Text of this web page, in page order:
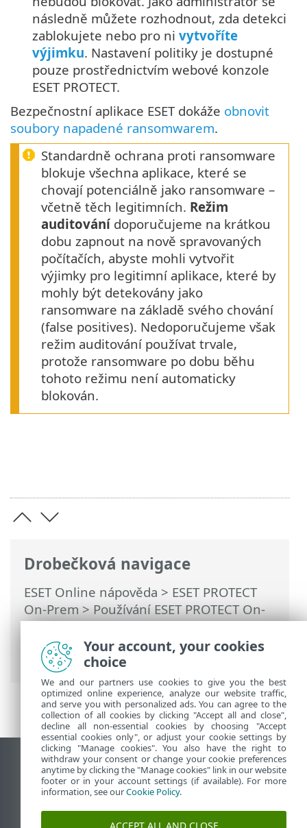
Drobečková navigace
ESET Online nápověda > ESET PROTECT
On-Prem>Používání ESET PROTECT On-
Prem>Hlavní menu ESET PROTECT On-
Prem>Detekce> Ochrana proti
ransomware
následně můžete rozhodnout, zda detekci
zablokujete nebo pro ni vytvoříte
výjimku. Nastavení politiky je dostupné
pouze prostřednictvím webové konzole
ESET PROTECT.
Bezpečnostní aplikace ESET dokáže obnovit
soubory napadené ransomwarem.
Standardně ochrana proti ransomware
blokuje všechna aplikace, které se
chovají potenciálně jako ransomware –
včetně těch legitimních. Režim
auditovánídoporučujeme na krátkou
dobu zapnout na nově spravovaných
počítačích, abyste mohli vytvořit
výjimky pro legitimní aplikace, které by
mohly být detekovány jako
ransomware na základě svého chování
(false positives). Nedoporučujeme však
režim auditování používat trvale,
protože ransomware po dobu běhu
tohoto režimu není automaticky
blokován.
Zobrazit verzi pro počítač
End of Life
ESET Databáze znalostí
ESET Forum
Your account, your cookies
choice
We and our partners use cookies to give you the best
optimized online experience, analyze our website traffic,
and serve you with personalized ads. You can agree to the
collection of all cookies by clicking "Accept all and close",
decline all non-essential cookies by choosing "Accept
essential cookies only", or adjust your cookie settings by
clicking "Manage cookies". You also have the right to
withdraw your consent or change your cookie preferences
anytime by clicking the "Manage cookies" link in our website
footer or in your account settings (if available). For more
information, see ourCookie Policy.